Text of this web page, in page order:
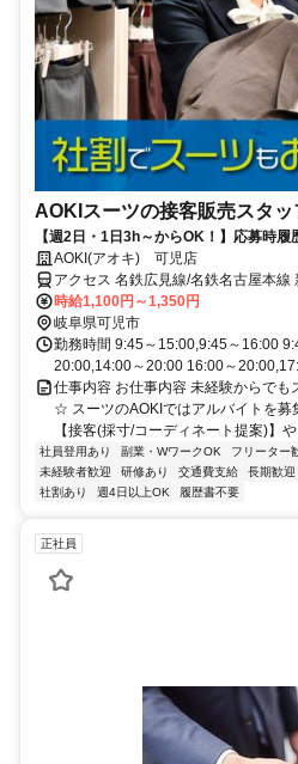
AOKIスーツの接客販売スタッ
【週2日・1日3h～からOK！】応募時履
AOKI(アオキ) 可児店
アクセス 名鉄広見線/名鉄名古屋本線
可児徒歩約13分、名鉄広見線/名鉄名
名古屋方面出入口徒歩約26分 名鉄広
時給1,100円～1,350円
岐阜県可児市
勤務時間 9:45～15:00,9:45～16:00
20:00,14:00～20:00 16:00～
仕事内容 お仕事内容 未経験からでも
☆ スーツのAOKIではアルバイトを募
【接客(採寸/コーディネート提案)】
社員登用あり 副業・WワークOK フリーター
未経験者歓迎
研修あり 交通費支給 長期歓迎
社割あり
週4日以上OK 履歴書不要
正社員